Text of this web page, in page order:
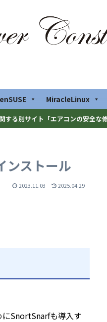
MiracleLinux
る別サイト「エアコンの安全な
ストール
2023.11.03 2025.04.29
SnortSnarfも導入す